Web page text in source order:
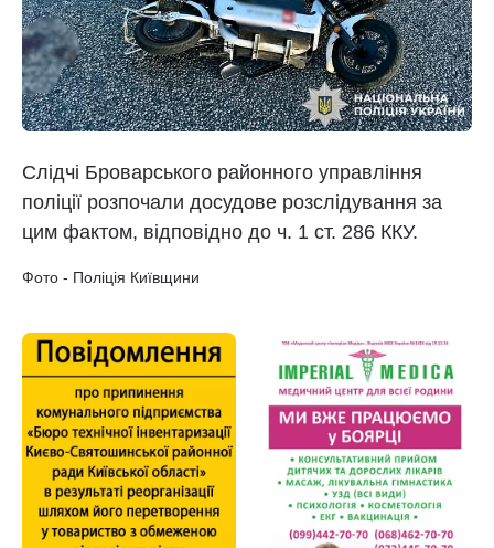
Слідчі Броварського районного управління
поліції розпочали досудове розслідування за
цим фактом, відповідно до ч. 1 ст. 286 ККУ.
Фото - Поліція Київщини